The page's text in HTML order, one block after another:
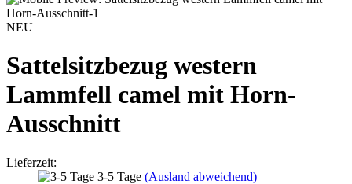
NEU
Sattelsitzbezug western
Lammfell camel mit Horn-
Ausschnitt
Lieferzeit:
3-5 Tage (Ausland abweichend)